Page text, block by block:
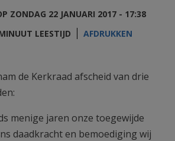
OF REGISTREREN
ZONDAG 22 JANUARI 2017 - 17:38
LEESTIJD
AFDRUKKEN
de Kerkraad afscheid van drie
menige jaren onze toegewijde
daadkracht en bemoediging wij